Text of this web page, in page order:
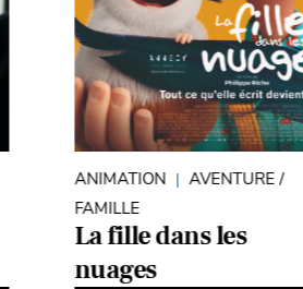
ANIMATION
AVENTURE /
FAMILLE
La fille dans les
nuages